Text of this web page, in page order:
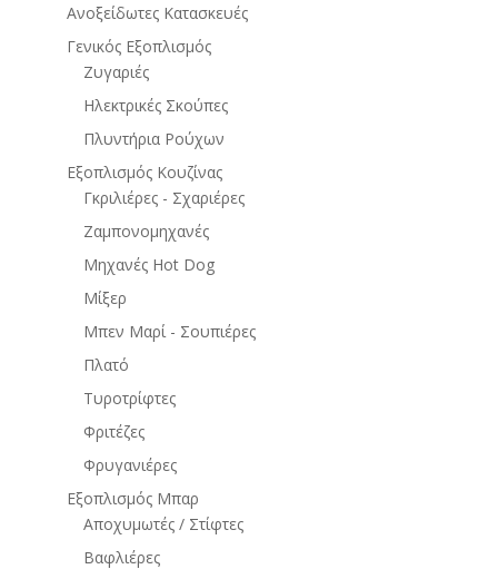
Ανοξείδωτες Κατασκευές
Γενικός Εξοπλισμός
Ζυγαριές
Ηλεκτρικές Σκούπες
Πλυντήρια Ρούχων
Εξοπλισμός Κουζίνας
Γκριλιέρες - Σχαριέρες
Ζαμπονομηχανές
Μηχανές Hot Dog
Μίξερ
Μπεν Μαρί - Σουπιέρες
Πλατό
Τυροτρίφτες
Φριτέζες
Φρυγανιέρες
Εξοπλισμός Μπαρ
Αποχυμωτές / Στίφτες
Βαφλιέρες